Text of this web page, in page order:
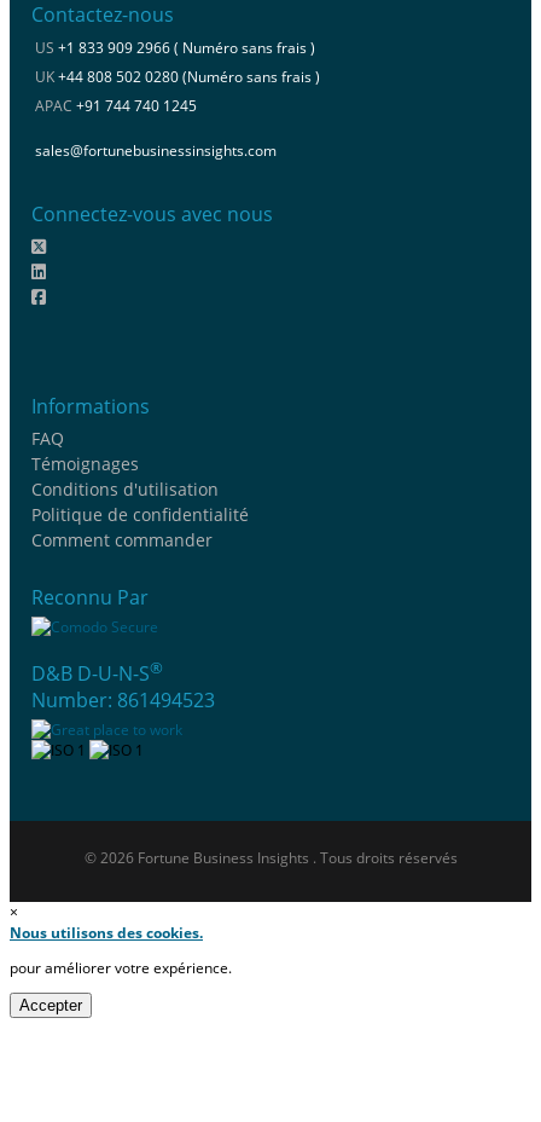
Contactez-nous
US +1 833 909 2966 ( Numéro sans frais )
UK+44 808 502 0280 (Numéro sans frais )
APAC +91 744 740 1245
sales@fortunebusinessinsights.com
Connectez-vous avec nous
Informations
FAQ
Témoignages
Conditions d'utilisation
Politique de confidentialité
Comment commander
Reconnu Par
D&B D-U-N-S®
Number: 861494523
© 2026 Fortune Business Insights . Tous droits réservés
×
Nous utilisons des cookies.
pour améliorer votre expérience.
Accepter